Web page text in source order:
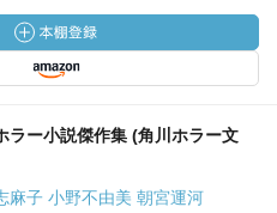
ラー小説傑作集 (角川ホラー文
麻子 小野不由美 朝宮運河